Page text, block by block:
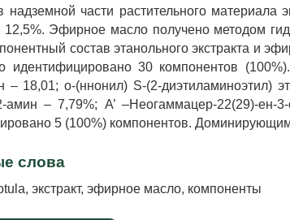
надземной части растительного материала
12,5%. Эфирное масло получено методом
состав этанольного экстракта и
идентифицировано 30 компонентов
– 18,01; о-(ннонил) S-(2-диэтиламиноэтил)
амин – 7,79%; A’ –Неогаммацер-22(29)-
5 (100%) компонентов.
слова
экстракт, эфирное масло, компоненты